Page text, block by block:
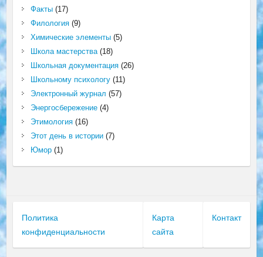
Факты(17)
Филология(9)
Химические элементы(5)
Школа мастерства(18)
Школьная документация(26)
Школьному психологу(11)
Электронный журнал (57)
Энергосбережение(4)
Этимология(16)
Этот день в истории(7)
Юмор(1)
Политика
конфиденциальности
Карта
сайта
Контакт